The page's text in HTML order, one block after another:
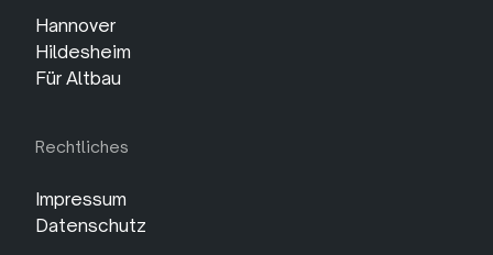
Hannover
Hildesheim
Für Altbau
Rechtliches
Impressum
Datenschutz